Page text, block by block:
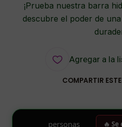
¡Prueba nuestra barra
descubre el poder de
Agregar a la
COMPARTIR